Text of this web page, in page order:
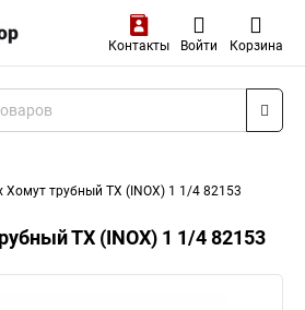
Контакты Войти Корзина
Хомут трубный ТХ (INOX) 1 1/4 82153
ТХ (INOX) 1 1/4 82153